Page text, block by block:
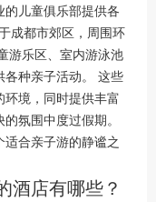
儿童俱乐部提供各
成都市郊区，周围环
游乐区、室内游泳池
种亲子活动。 这些
境，同时提供丰富
氛围中度过假期。
合亲子游的静谧之
酒店有哪些？